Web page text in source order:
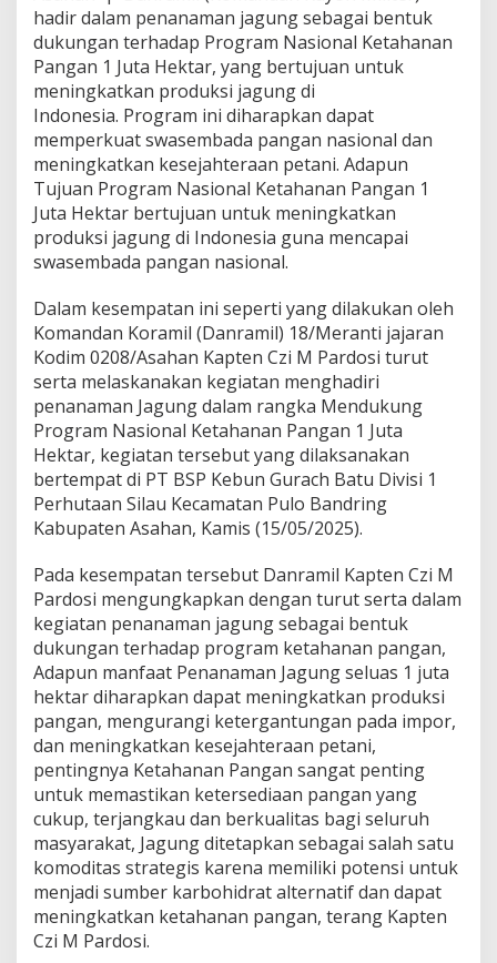
h
a
n
H
a
d
i
r
P
e
n
n
m
a
n
a
g
u
n
g
D
a
l
m
R
a
n
g
k
a
M
e
n
d
u
k
u
n
g
P
r
g
hadir dalam penanaman jagung sebagai bentuk
dukungan terhadap Program Nasional Ketahanan
Pangan 1 Juta Hektar, yang bertujuan untuk
meningkatkan produksi jagung di
Indonesia. Program ini diharapkan dapat
memperkuat swasembada pangan nasional dan
meningkatkan kesejahteraan petani. Adapun
Tujuan Program Nasional Ketahanan Pangan 1
Juta Hektar bertujuan untuk meningkatkan
produksi jagung di Indonesia guna mencapai
swasembada pangan nasional.
Dalam kesempatan ini seperti yang dilakukan oleh
Komandan Koramil (Danramil) 18/Meranti jajaran
Kodim 0208/Asahan Kapten Czi M Pardosi turut
serta melaskanakan kegiatan menghadiri
penanaman Jagung dalam rangka Mendukung
Program Nasional Ketahanan Pangan 1 Juta
Hektar, kegiatan tersebut yang dilaksanakan
bertempat di PT BSP Kebun Gurach Batu Divisi 1
Perhutaan Silau Kecamatan Pulo Bandring
Kabupaten Asahan, Kamis (15/05/2025).
Pada kesempatan tersebut Danramil Kapten Czi M
Pardosi mengungkapkan dengan turut serta dalam
kegiatan penanaman jagung sebagai bentuk
dukungan terhadap program ketahanan pangan,
Adapun manfaat Penanaman Jagung seluas 1 juta
hektar diharapkan dapat meningkatkan produksi
pangan, mengurangi ketergantungan pada impor,
dan meningkatkan kesejahteraan petani,
pentingnya Ketahanan Pangan sangat penting
untuk memastikan ketersediaan pangan yang
cukup, terjangkau dan berkualitas bagi seluruh
masyarakat, Jagung ditetapkan sebagai salah satu
komoditas strategis karena memiliki potensi untuk
menjadi sumber karbohidrat alternatif dan dapat
meningkatkan ketahanan pangan, terang Kapten
Czi M Pardosi.